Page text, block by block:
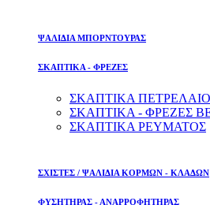
ΨΑΛΙΔΙΑ ΜΠΟΡΝΤΟΥΡΑΣ
ΣΚΑΠΤΙΚΑ - ΦΡΕΖΕΣ
ΣΚΑΠΤΙΚΑ
ΣΚΑΠΤΙΚΑ - ΦΡΕΖΕΣ
ΣΚΑΠΤΙΚΑ ΡΕΥΜΑΤΟΣ
ΣΧΙΣΤΕΣ / ΨΑΛΙΔΙΑ ΚΟΡΜΩΝ - ΚΛΑΔΩΝ
ΦΥΣΗΤΗΡΑΣ - ΑΝΑΡΡΟΦΗΤΗΡΑΣ